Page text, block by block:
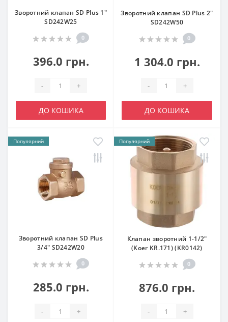
Зворотний клапан SD Plus 1"
SD242W25
0
396.0 грн.
- +
ДО КОШИКА
Зворотний клапан SD Plus 2"
SD242W50
0
1 304.0 грн.
- +
ДО КОШИКА
Популярний
Зворотний клапан SD Plus
3/4" SD242W20
0
285.0 грн.
- +
Популярний
Клапан зворотний 1-1/2"
(Koer KR.171) (KR0142)
0
876.0 грн.
- +